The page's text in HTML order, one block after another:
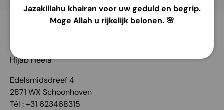
Jazakillahu khairan voor uw geduld en begrip.
Moge Allah u rijkelijk belonen. 🌸
Hijab Heela
Edelsmidsdreef 4
2871 WX Schoonhoven
Tél : +31 623468315